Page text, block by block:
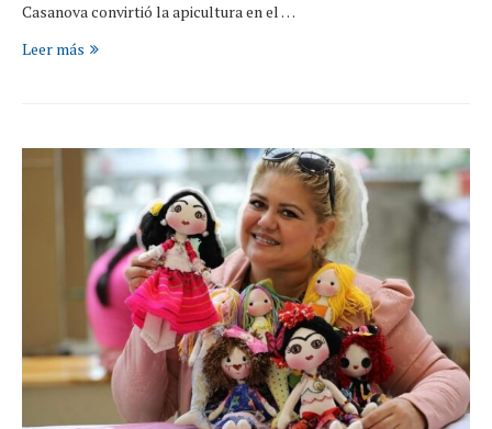
Casanova convirtió la apicultura en el …
Leer más